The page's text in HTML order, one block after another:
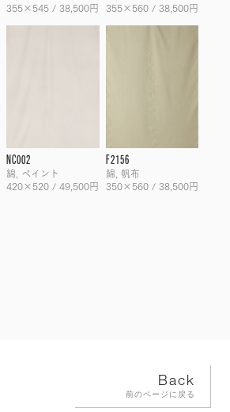
355×545 / 38,500円 355×560 / 38,500円
NC002
綿, ペイント
420×520 / 49,500円
F2156
綿, 帆布
350×560 / 38,500円
Back
前のページに戻る